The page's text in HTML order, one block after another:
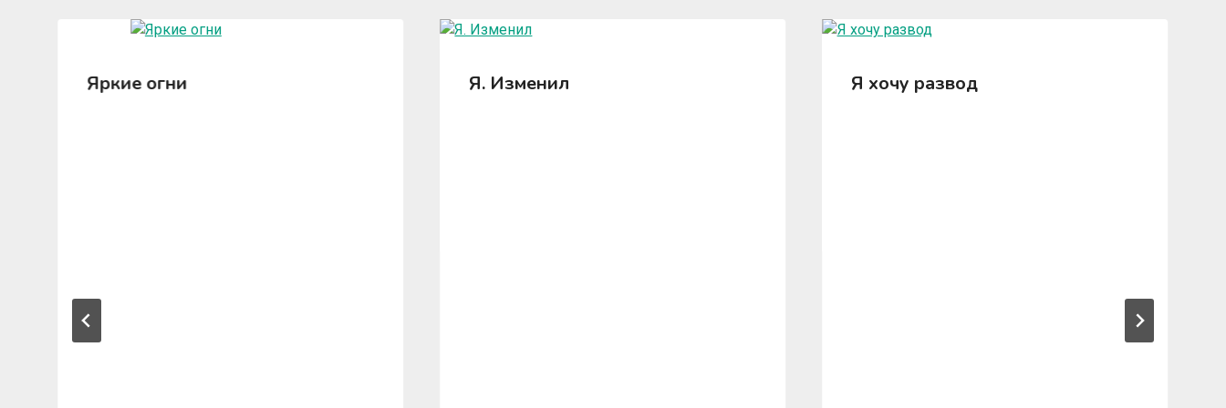
Яркие огни Я. Изменил Я хочу развод